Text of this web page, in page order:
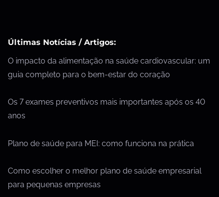
Últimas Notícias / Artigos:
O impacto da alimentação na saúde cardiovascular: um
guia completo para o bem-estar do coração
Os 7 exames preventivos mais importantes após os 40
anos
Plano de saúde para MEI: como funciona na prática
Como escolher o melhor plano de saúde empresarial
para pequenas empresas